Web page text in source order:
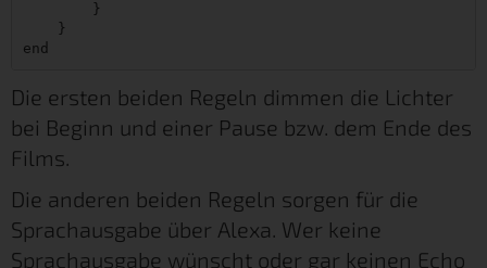
        }
    }
Die ersten beiden Regeln dimmen die Lichter
bei Beginn und einer Pause bzw. dem Ende des
Films.
Die anderen beiden Regeln sorgen für die
Sprachausgabe über Alexa. Wer keine
Sprachausgabe wünscht oder gar keinen Echo